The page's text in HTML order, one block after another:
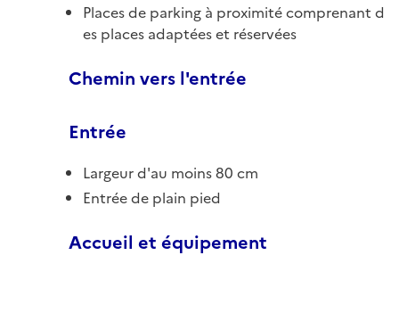
Places de parking à proximité comprenant d
es places adaptées et réservées
Chemin vers l'entrée
Entrée
Largeur d'au moins 80 cm
Entrée de plain pied
Accueil et équipement